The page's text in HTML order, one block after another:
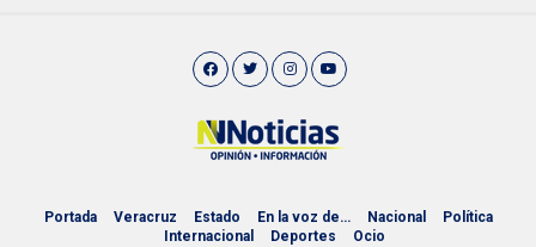
Portada Veracruz Estado En la voz de… Nacional
Política
Internacional
Deportes Ocio